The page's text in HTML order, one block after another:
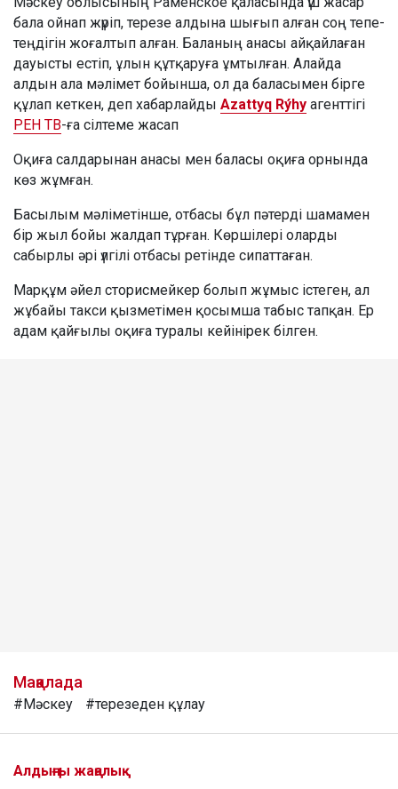
бала ойнап жүріп, терезе алдына шығып алған соң тепе-
теңдігін жоғалтып алған. Баланың анасы айқайлаған
дауысты естіп, ұлын құтқаруға ұмтылған. Алайда
алдын ала мәлімет бойынша, ол да баласымен бірге
құлап кеткен, деп хабарлайды Azattyq Rýhy агенттігі
РЕН ТВ-ға сілтеме жасап
Оқиға салдарынан анасы мен баласы оқиға орнында
көз жұмған.
Басылым мәліметінше, отбасы бұл пәтерді шамамен
бір жыл бойы жалдап тұрған. Көршілері оларды
сабырлы әрі үлгілі отбасы ретінде сипаттаған.
Марқұм әйел сторисмейкер болып жұмыс істеген, ал
жұбайы такси қызметімен қосымша табыс тапқан. Ер
адам қайғылы оқиға туралы кейінірек білген.
Мақалада
#Мәскеу #терезеден құлау
Алдыңғы жаңалық